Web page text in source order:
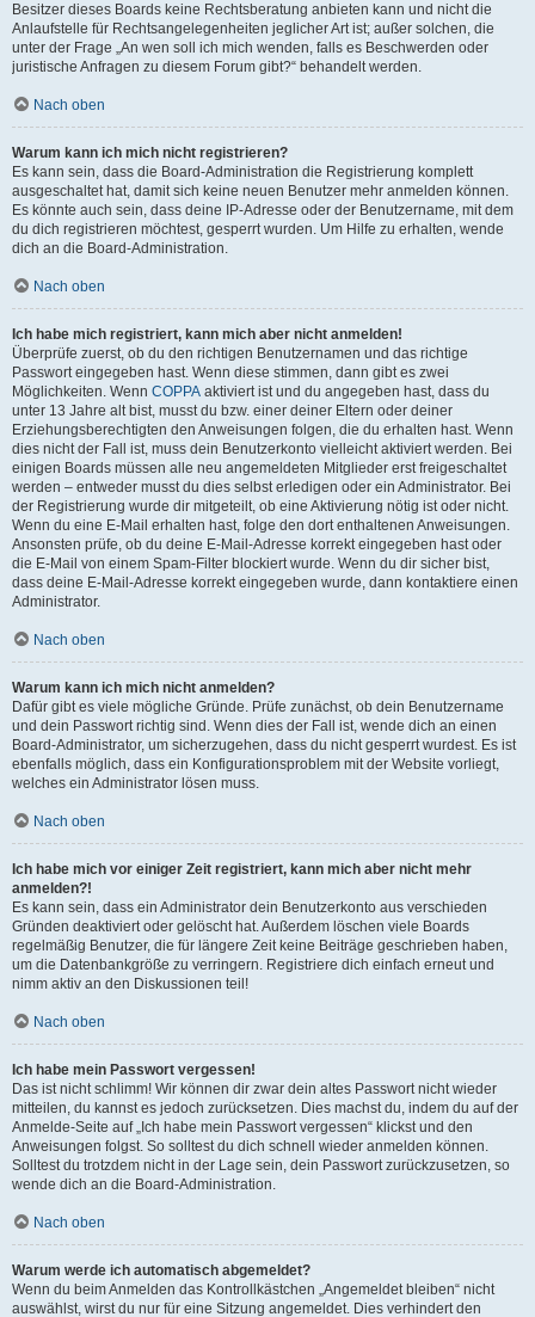
Besitzer dieses Boards keine Rechtsberatung anbieten kann und nicht die
Anlaufstelle für Rechtsangelegenheiten jeglicher Art ist; außer solchen, die
unter der Frage „An wen soll ich mich wenden, falls es Beschwerden oder
juristische Anfragen zu diesem Forum gibt?“ behandelt werden.
Nach oben
Warum kann ich mich nicht registrieren?
Es kann sein, dass die Board-Administration die Registrierung komplett
ausgeschaltet hat, damit sich keine neuen Benutzer mehr anmelden können.
Es könnte auch sein, dass deine IP-Adresse oder der Benutzername, mit dem
du dich registrieren möchtest, gesperrt wurden. Um Hilfe zu erhalten, wende
dich an die Board-Administration.
Nach oben
Ich habe mich registriert, kann mich aber nicht anmelden!
Überprüfe zuerst, ob du den richtigen Benutzernamen und das richtige
Passwort eingegeben hast. Wenn diese stimmen, dann gibt es zwei
Möglichkeiten. Wenn COPPA aktiviert ist und du angegeben hast, dass du
unter 13 Jahre alt bist, musst du bzw. einer deiner Eltern oder deiner
Erziehungsberechtigten den Anweisungen folgen, die du erhalten hast. Wenn
dies nicht der Fall ist, muss dein Benutzerkonto vielleicht aktiviert werden. Bei
einigen Boards müssen alle neu angemeldeten Mitglieder erst freigeschaltet
werden – entweder musst du dies selbst erledigen oder ein Administrator. Bei
der Registrierung wurde dir mitgeteilt, ob eine Aktivierung nötig ist oder nicht.
Wenn du eine E-Mail erhalten hast, folge den dort enthaltenen Anweisungen.
Ansonsten prüfe, ob du deine E-Mail-Adresse korrekt eingegeben hast oder
die E-Mail von einem Spam-Filter blockiert wurde. Wenn du dir sicher bist,
dass deine E-Mail-Adresse korrekt eingegeben wurde, dann kontaktiere einen
Administrator.
Nach oben
Warum kann ich mich nicht anmelden?
Dafür gibt es viele mögliche Gründe. Prüfe zunächst, ob dein Benutzername
und dein Passwort richtig sind. Wenn dies der Fall ist, wende dich an einen
Board-Administrator, um sicherzugehen, dass du nicht gesperrt wurdest. Es ist
ebenfalls möglich, dass ein Konfigurationsproblem mit der Website vorliegt,
welches ein Administrator lösen muss.
Nach oben
Ich habe mich vor einiger Zeit registriert, kann mich aber nicht mehr
anmelden?!
Es kann sein, dass ein Administrator dein Benutzerkonto aus verschieden
Gründen deaktiviert oder gelöscht hat. Außerdem löschen viele Boards
regelmäßig Benutzer, die für längere Zeit keine Beiträge geschrieben haben,
um die Datenbankgröße zu verringern. Registriere dich einfach erneut und
nimm aktiv an den Diskussionen teil!
Nach oben
Ich habe mein Passwort vergessen!
Das ist nicht schlimm! Wir können dir zwar dein altes Passwort nicht wieder
mitteilen, du kannst es jedoch zurücksetzen. Dies machst du, indem du auf der
Anmelde-Seite auf „Ich habe mein Passwort vergessen“ klickst und den
Anweisungen folgst. So solltest du dich schnell wieder anmelden können.
Solltest du trotzdem nicht in der Lage sein, dein Passwort zurückzusetzen, so
wende dich an die Board-Administration.
Nach oben
Warum werde ich automatisch abgemeldet?
Wenn du beim Anmelden das Kontrollkästchen „Angemeldet bleiben“ nicht
auswählst, wirst du nur für eine Sitzung angemeldet. Dies verhindert den